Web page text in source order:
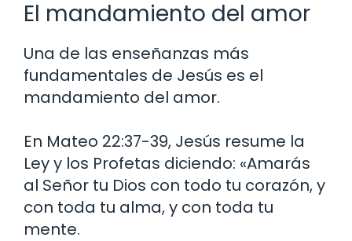
El mandamiento del amor
Una de las enseñanzas más
fundamentales de Jesús es el
mandamiento del amor.
En Mateo 22:37-39, Jesús resume la
Ley y los Profetas diciendo: «Amarás
al Señor tu Dios con todo tu corazón, y
con toda tu alma, y con toda tu
mente.